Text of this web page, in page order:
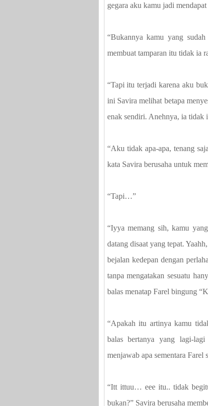
gegara aku kamu jadi
“Bukannya kamu yang
membuat tamparan itu tidak ia
“Tapi itu terjadi karena aku
ini Savira melihat betapa
enak sendiri. Anehnya, ia tidak
“Aku tidak apa-apa, tenang
kata Savira berusaha untuk
“Tapi…”
“Iyya memang sih, kamu
datang disaat yang tepat.
bejalan kedepan dengan
tanpa mengatakan sesuatu
balas menatap Farel bingung
“Apakah itu artinya kamu
balas bertanya yang lagi-
menjawab apa sementara Farel
“Itt ittuu… eee itu.. tidak
bukan?” Savira berusaha